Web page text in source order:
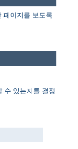
페이지를 보도록
수 있는지를 결정